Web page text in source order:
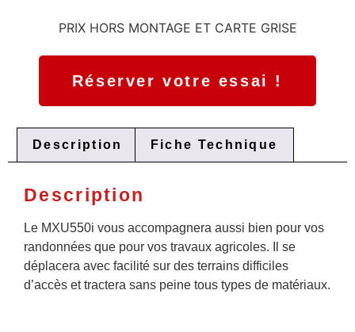
PRIX HORS MONTAGE ET CARTE GRISE
Réserver votre essai !
Description Fiche Technique
Description
Le MXU550i vous accompagnera aussi bien pour vos
randonnées que pour vos travaux agricoles. Il se
déplacera avec facilité sur des terrains difficiles
d’accès et tractera sans peine tous types de matériaux.